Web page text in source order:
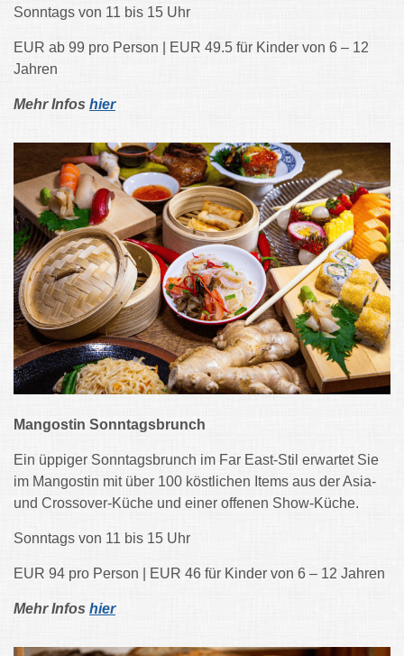
Sonntags von 11 bis 15 Uhr
EUR ab 99 pro Person | EUR 49.5 für Kinder von 6 – 12
Jahren
Mehr Infos hier
Mangostin Sonntagsbrunch
Ein üppiger Sonntagsbrunch im Far East-Stil erwartet Sie
im Mangostin mit über 100 köstlichen Items aus der Asia-
und Crossover-Küche und einer offenen Show-Küche.
Sonntags von 11 bis 15 Uhr
EUR 94 pro Person | EUR 46 für Kinder von 6 – 12 Jahren
Mehr Infos hier